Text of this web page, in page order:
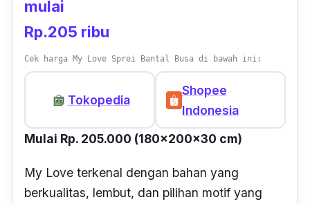
mulai
Rp.205 ribu
Cek harga My Love Sprei Bantal Busa di bawah ini:
Tokopedia
Shopee
Indonesia
Mulai Rp. 205.000 (180x200x30 cm)
My Love terkenal dengan bahan yang
berkualitas, lembut, dan pilihan motif yang